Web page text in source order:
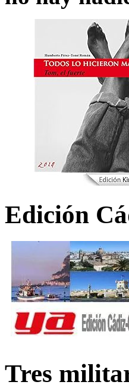
Edición
Tres